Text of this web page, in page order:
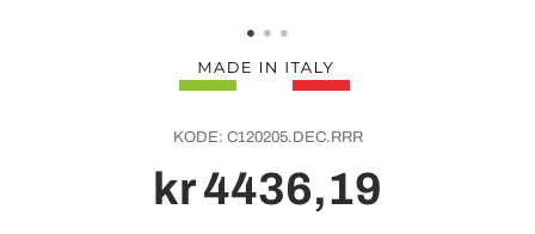
KODE: C120205.DEC.RRR
kr 4436,19